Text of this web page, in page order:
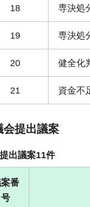
18 専決処
19 専決処
20 健全化
21 資金不
会提出議案
出議案11件
番
号